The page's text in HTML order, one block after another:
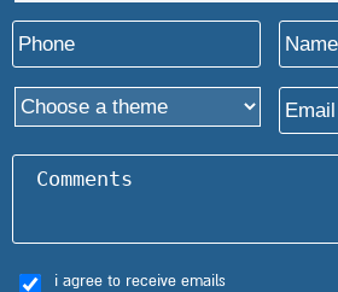
i agree to receive emails